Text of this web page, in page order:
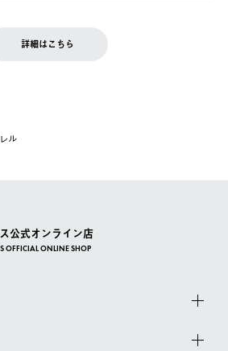
。
る送料は、お客様ご負担とさせていただ
ん。
ただき、ご希望商品を再注文してくだ
は、会員マイページ内 購入履歴画面に
詳細はこちら
ル
公式オンライン店
OFFICIAL ONLINE SHOP